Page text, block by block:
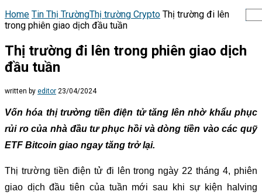
Home Tin Thị TrườngThị trường Crypto Thị trường đi lên
trong phiên giao dịch đầu tuần
Thị trường đi lên trong phiên giao dịch
đầu tuần
written by editor 23/04/2024
Vốn hóa thị trường tiền điện tử tăng lên nhờ khẩu phục
rủi ro của nhà đầu tư phục hồi và dòng tiền vào các quỹ
ETF Bitcoin giao ngay tăng trở lại.
Thị trường tiền điện tử đi lên trong ngày 22 tháng 4, phiên
giao dịch đầu tiên của tuần mới sau khi sự kiện halving